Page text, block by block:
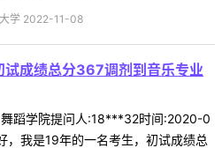
学 2022-11-08
成绩总分367调剂到音乐专业
蹈学院提问人:18***32时间:2020-0
我是19年的一名考生，初试成绩总